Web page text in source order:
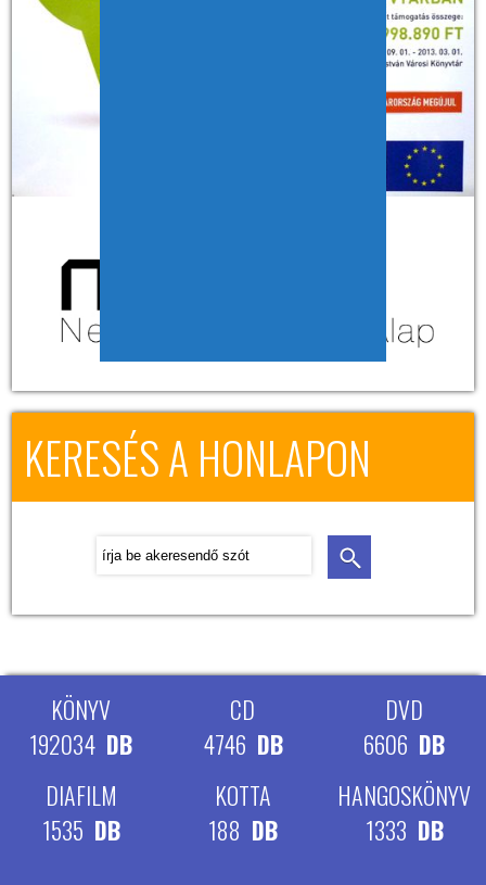
KERESÉS A HONLAPON
KÖNYV
192034 DB
CD
4746 DB
DVD
6606 DB
DIAFILM
1535 DB
KOTTA
188 DB
HANGOSKÖNYV
1333 DB